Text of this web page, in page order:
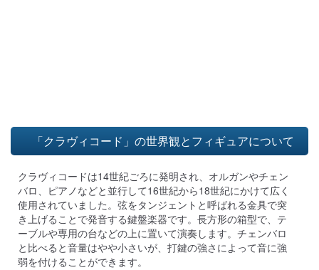
「クラヴィコード」の世界観とフィギュアについて
クラヴィコードは14世紀ごろに発明され、オルガンやチェン
バロ、ピアノなどと並行して16世紀から18世紀にかけて広く
使用されていました。弦をタンジェントと呼ばれる金具で突
き上げることで発音する鍵盤楽器です。長方形の箱型で、テ
ーブルや専用の台などの上に置いて演奏します。チェンバロ
と比べると音量はやや小さいが、打鍵の強さによって音に強
弱を付けることができます。